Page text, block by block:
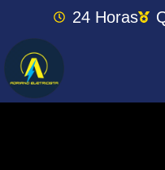
24 Horas